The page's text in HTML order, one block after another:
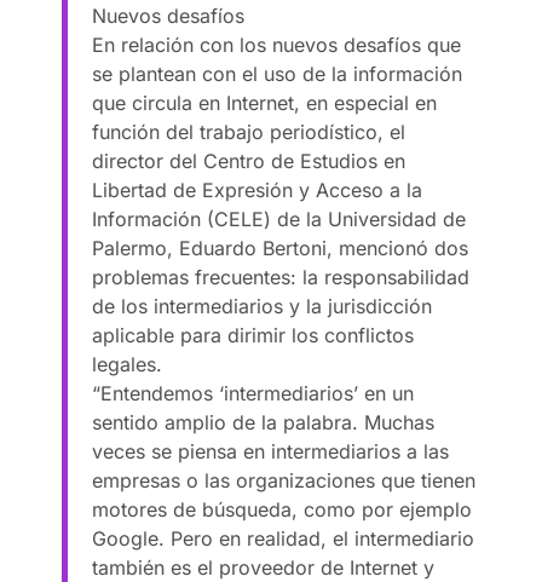
Nuevos desafíos
En relación con los nuevos desafíos que
se plantean con el uso de la información
que circula en Internet, en especial en
función del trabajo periodístico, el
director del Centro de Estudios en
Libertad de Expresión y Acceso a la
Información (CELE) de la Universidad de
Palermo, Eduardo Bertoni, mencionó dos
problemas frecuentes: la responsabilidad
de los intermediarios y la jurisdicción
aplicable para dirimir los conflictos
legales.
“Entendemos ‘intermediarios’ en un
sentido amplio de la palabra. Muchas
veces se piensa en intermediarios a las
empresas o las organizaciones que tienen
motores de búsqueda, como por ejemplo
Google. Pero en realidad, el intermediario
también es el proveedor de Internet y